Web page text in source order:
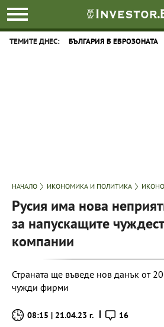
ТЕМИТЕ ДНЕС: БЪЛГАРИЯ В ЕВРОЗОНАТА
НАЧАЛО ИКОНОМИКА И ПОЛИТИКА
Русия има нова
за напускащите
компании
Страната ще въведе нов данък от
чужди фирми
08:15 | 21.04.23 г. 16